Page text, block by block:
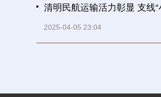
清明民航运输活力彰显 支线
2025-04-05 23:04